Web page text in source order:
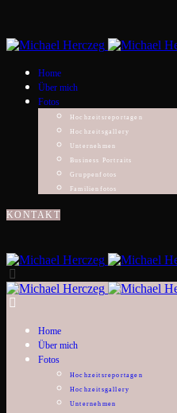
Home
Über mich
Fotos
Hochzeitsreportagen
Hochzeitsgallery
Unternehmen
Business Portraits
Gruppenfotos
Familienfotos
KONTAKT
Home
Über mich
Fotos
Hochzeitsreportagen
Hochzeitsgallery
Unternehmen